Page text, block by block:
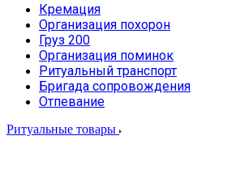
Кремация
Организация похорон
Груз 200
Организация поминок
Ритуальный транспорт
Бригада сопровождения
Отпевание
Ритуальные товары